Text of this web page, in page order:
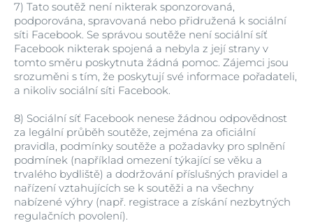
7) Tato soutěž není nikterak sponzorovaná,
podporována, spravovaná nebo přidružená k sociální
síti Facebook. Se správou soutěže není sociální síť
Facebook nikterak spojená a nebyla z její strany v
tomto směru poskytnuta žádná pomoc. Zájemci jsou
srozuměni s tím, že poskytují své informace pořadateli,
a nikoliv sociální síti Facebook.
8) Sociální síť Facebook nenese žádnou odpovědnost
za legální průběh soutěže, zejména za oficiální
pravidla, podmínky soutěže a požadavky pro splnění
podmínek (například omezení týkající se věku a
trvalého bydliště) a dodržování příslušných pravidel a
nařízení vztahujících se k soutěži a na všechny
nabízené výhry (např. registrace a získání nezbytných
regulačních povolení).